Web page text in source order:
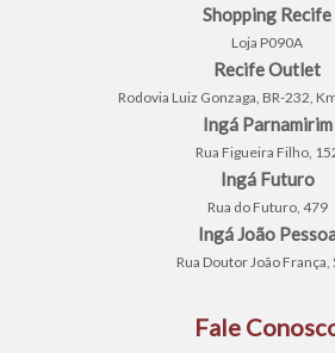
Shopping Recife
Loja P090A
Recife Outlet
Rodovia Luiz Gonzaga, BR-232,
Ingá Parnamirim
Rua Figueira Filho,
Ingá Futuro
Rua do Futuro, 479
Ingá João
Rua Doutor João França,
Fale